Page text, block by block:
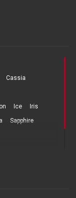
Cassia
Ice
Iris
Sapphire